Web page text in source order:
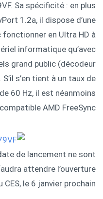
Sa spécificité : en plus
1.2a, il dispose d’une
fonctionner en Ultra HD à
informatique qu’avec
grand public (décodeur
s’en tient à un taux de
60 Hz, il est néanmoins
compatible AMD FreeSync.
de lancement ne sont
attendre l’ouverture
CES, le 6 janvier prochain.